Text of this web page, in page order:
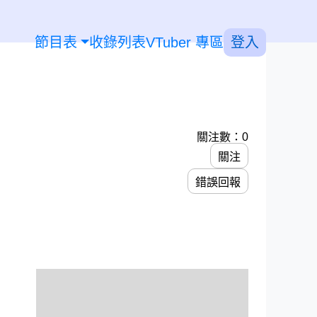
節目表 收錄列表VTuber 專區 登入
關注數：0
關注
錯誤回報